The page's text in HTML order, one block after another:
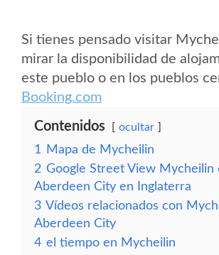
Si tienes pensado visitar
mirar la disponibilidad de
este pueblo o en los pueblos
Booking.com
Contenidos ocultar
1
Mapa de Mycheilin
2 Google Street View Mycheilin
Aberdeen City en Inglaterra
3 Vídeos relacionados con
Aberdeen City
4 el tiempo en Mycheilin